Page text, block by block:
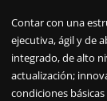
Contar con una
ejecutiva, ágil y de
integrado, de alto
actualización;
condiciones